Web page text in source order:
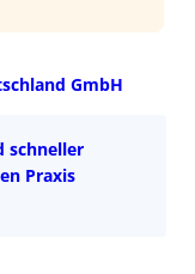
GmbH
schneller
Praxis